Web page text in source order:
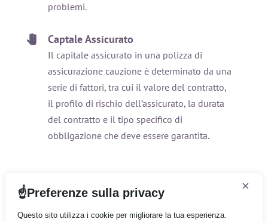
problemi.
Captale Assicurato
Il capitale assicurato in una polizza di
assicurazione cauzione è determinato da una
serie di fattori, tra cui il valore del contratto,
il profilo di rischio dell’assicurato, la durata
del contratto e il tipo specifico di
obbligazione che deve essere garantita.
Compagnia
Infokit 1
Preferenze sulla privacy ×
Questo sito utilizza i cookie per migliorare la tua esperienza.